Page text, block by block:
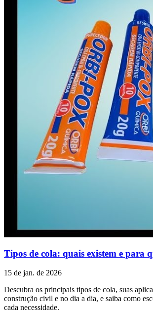
Tipos de cola: quais existem e para
15 de jan. de 2026
Descubra os principais tipos de cola, suas
construção civil e no dia a dia, e saiba como
cada necessidade.